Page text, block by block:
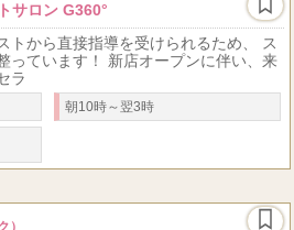
サロン G360°
トから直接指導を受けられるため、 ス
っています！ 新店オープンに伴い、来
ラ
朝10時～翌3時